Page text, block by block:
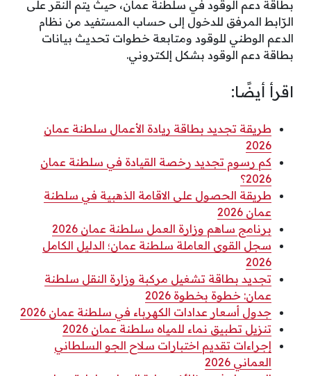
بطاقة دعم الوقود في سلطنة عمان، حيث يتم النقر على
الرّابط المرفق للدخول إلى حساب المستفيد من نظام
الدعم الوطني للوقود ومتابعة خطوات تحديث بيانات
بطاقة دعم الوقود بشكل إلكتروني.
اقرأ أيضًا:
طريقة تجديد بطاقة ريادة الأعمال سلطنة عمان
2026
كم رسوم تجديد رخصة القيادة في سلطنة عمان
2026؟
طريقة الحصول على الاقامة الذهبية في سلطنة
عمان 2026
برنامج ساهم وزارة العمل سلطنة عمان 2026
سجل القوى العاملة سلطنة عمان؛ الدليل الكامل
2026
تجديد بطاقة تشغيل مركبة وزارة النقل سلطنة
عمان: خطوة بخطوة 2026
جدول أسعار عدادات الكهرباء في سلطنة عمان 2026
تنزيل تطبيق نماء للمياه سلطنة عمان 2026
إجراءات تقديم اختبارات سلاح الجو السلطاني
العماني 2026